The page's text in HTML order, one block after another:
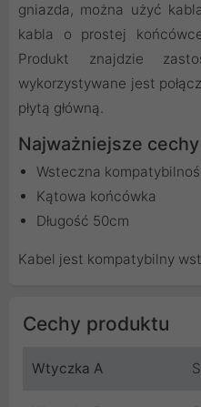
gniazda, można użyć
kabla o prostej
Produkt znajdzie
wykorzystywane jest
płytą główną.
Najważniejsze cechy
Wsteczna
Kątowa końcówka
Długość 50cm
Kabel jest kompatybilny
Cechy produktu
Wtyczka A